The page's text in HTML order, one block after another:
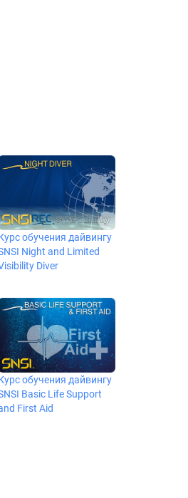
обучения дайвингу
Night and Limited
Diver
обучения дайвингу
Basic Life Support
First Aid